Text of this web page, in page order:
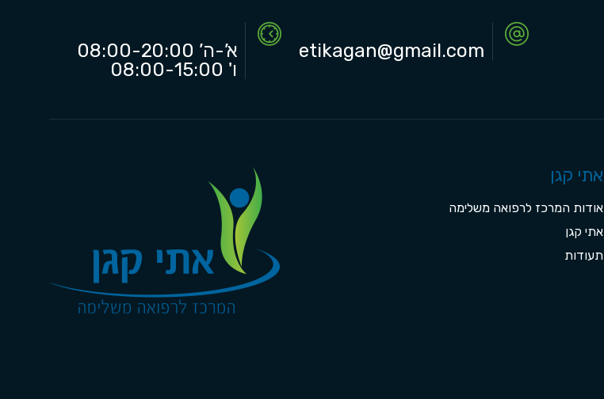
etikagan@gmail.com
א’-ה’ 08:00-20:00
ו' 08:00-15:00
אתי קגן
אודות המרכז לרפואה משלימה
אתי קגן
תעודות